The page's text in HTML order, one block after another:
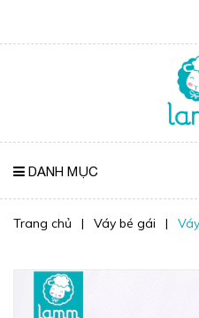
DANH MỤC
Trang chủ | Váy bé gái |